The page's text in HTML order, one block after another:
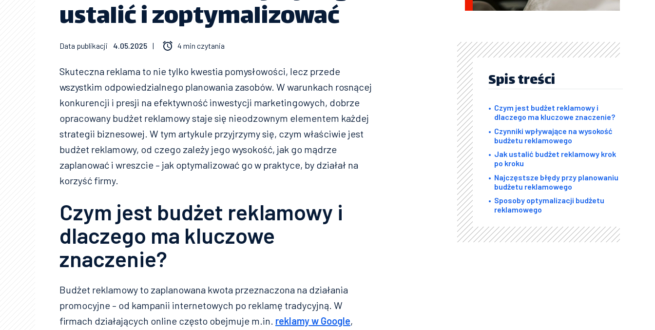
ustalić i zoptymalizować
Data publikacji 4.05.2025 | 4 min czytania
Spis treści
Czym jest budżet reklamowy i
dlaczego ma kluczowe znaczenie?
Czynniki wpływające na wysokość
budżetu reklamowego
Jak ustalić budżet reklamowy krok
po kroku
Najczęstsze błędy przy planowaniu
budżetu reklamowego
Sposoby optymalizacji budżetu
reklamowego
Skuteczna reklama to nie tylko kwestia pomysłowości, lecz przede
wszystkim odpowiedzialnego planowania zasobów. W warunkach rosnącej
konkurencji i presji na efektywność inwestycji marketingowych, dobrze
opracowany budżet reklamowy staje się nieodzownym elementem każdej
strategii biznesowej. W tym artykule przyjrzymy się, czym właściwie jest
budżet reklamowy, od czego zależy jego wysokość, jak go mądrze
zaplanować i wreszcie – jak optymalizować go w praktyce, by działał na
korzyść firmy.
Czym jest budżet reklamowy i
dlaczego ma kluczowe
znaczenie?
Budżet reklamowy to zaplanowana kwota przeznaczona na działania
promocyjne – od kampanii internetowych po reklamę tradycyjną. W
firmach działających online często obejmuje m.in. reklamy w Google,